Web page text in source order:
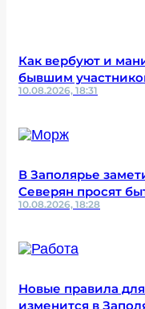
Как вербуют и
бывшим
10.08.2026, 18:31
В Заполярье
Северян просят
10.08.2026, 18:28
Новые правила
изменится в